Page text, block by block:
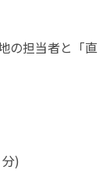
の担当者と「直
)